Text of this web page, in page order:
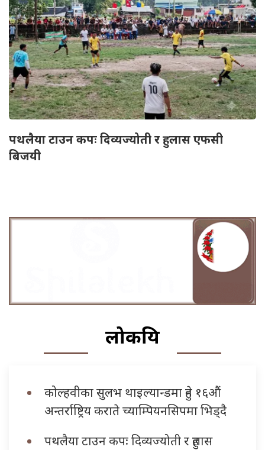
पथलैया टाउन कपः दिव्यज्योती र हुलास एफसी
बिजयी
लोकप्रिय
कोल्हवीका सुलभ थाइल्यान्डमा हुने १६औं
अन्तर्राष्ट्रिय कराते च्याम्पियनसिपमा भिड्दै
पथलैया टाउन कपः दिव्यज्योती र हुलास